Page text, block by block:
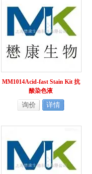
MM1014Acid-fast Stain Kit 抗
酸染色液
询价 详情